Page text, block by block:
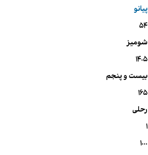
پیانو
54
شومیز
1405
بیست و پنجم
165
رحلی
1
1000